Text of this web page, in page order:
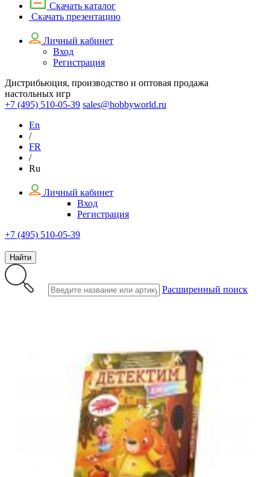
Скачать каталог
Скачать презентацию
Личный кабинет
Вход
Регистрация
Дистрибьюция, производство и оптовая продажа
настольных игр
+7 (495) 510-05-39 sales@hobbyworld.ru
En
/
FR
/
Ru
Личный кабинет
Вход
Регистрация
+7 (495) 510-05-39
Найти
Расширенный поиск